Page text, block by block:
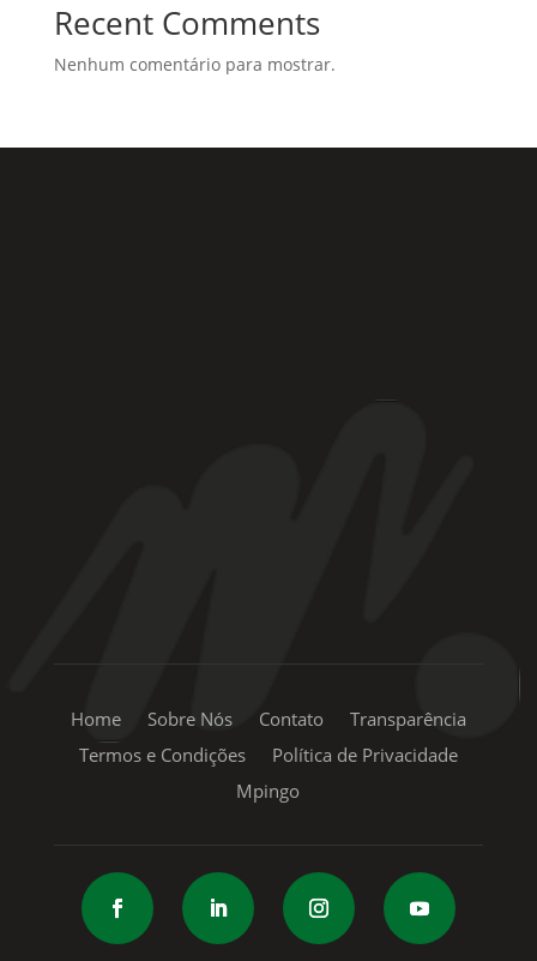
Recent Comments
Nenhum comentário para mostrar.
Home Sobre Nós Contato
Transparência
Termos e Condições
Política de Privacidade
Mpingo